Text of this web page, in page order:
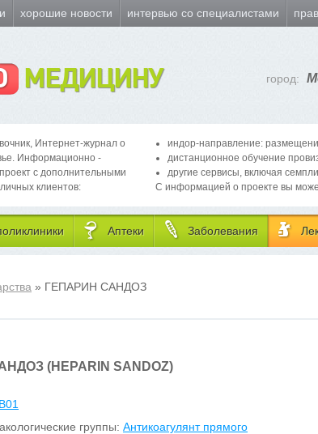
хорошие новости интервью со специалистами
МЕДИЦИНУ город:
Интернет-журнал о
Информационно -
с дополнительными
клиентов:
индор-направление:
дистанционное обучение
другие сервисы, включая
С информацией о проекте вы
Аптеки Заболевания
» ГЕПАРИН САНДОЗ
(HEPARIN SANDOZ)
группы: Антикоагулянт прямого